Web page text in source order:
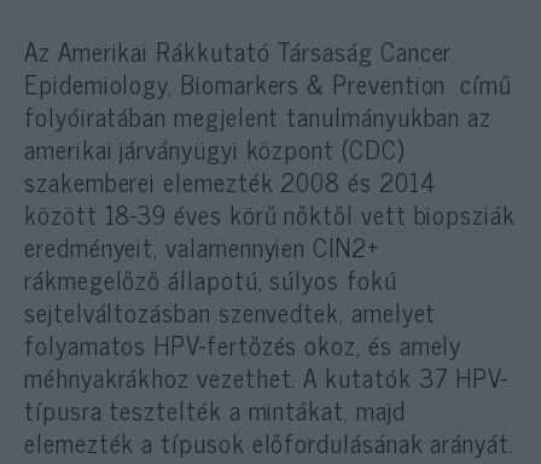
Az Amerikai Rákkutató Társaság Cancer
Epidemiology, Biomarkers & Prevention című
folyóiratában megjelent tanulmányukban az
amerikai járványügyi központ (CDC)
szakemberei elemezték 2008 és 2014
között 18-39 éves körű nőktől vett biopsziák
eredményeit, valamennyien CIN2+
rákmegelőző állapotú, súlyos fokú
sejtelváltozásban szenvedtek, amelyet
folyamatos HPV-fertőzés okoz, és amely
méhnyakrákhoz vezethet. A kutatók 37 HPV-
típusra tesztelték a mintákat, majd
elemezték a típusok előfordulásának arányát.